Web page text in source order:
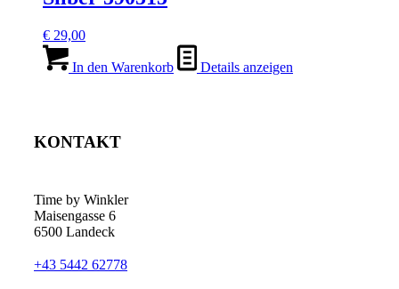
€ 29,00
In den Warenkorb Details anzeigen
KONTAKT
Time by Winkler
Maisengasse 6
6500 Landeck
+43 5442 62778